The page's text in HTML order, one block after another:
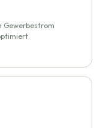
Gewerbestrom